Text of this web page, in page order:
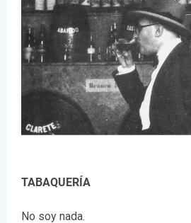
TABAQUERÍA
No soy nada.